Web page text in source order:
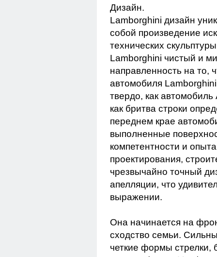
Дизайн.
Lamborghini дизайн
собой произведение
технических
Lamborghini чистый и
направленность на то,
автомобиля
твердо, как
как бритва строки
переднем крае
выполненные
компетентности и
проектирования,
чрезвычайно точный
апелляции, что
выражении.
Она начинается на
сходство семьи.
четкие формы стрелки,